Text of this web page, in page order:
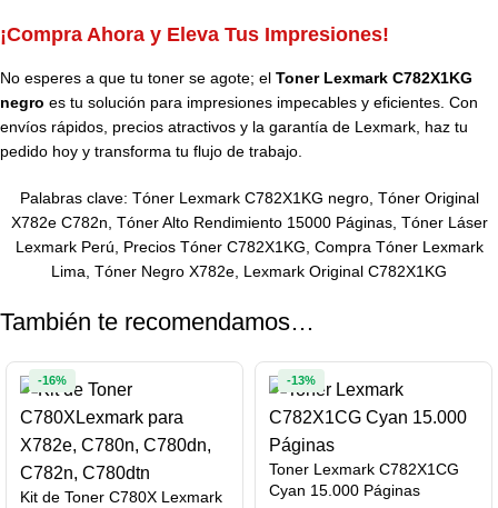
¡Compra Ahora y Eleva Tus Impresiones!
No esperes a que tu toner se agote; el Toner Lexmark C782X1KG
negro es tu solución para impresiones impecables y eficientes. Con
envíos rápidos, precios atractivos y la garantía de Lexmark, haz tu
pedido hoy y transforma tu flujo de trabajo.
Palabras clave: Tóner Lexmark C782X1KG negro, Tóner Original
X782e C782n, Tóner Alto Rendimiento 15000 Páginas, Tóner Láser
Lexmark Perú, Precios Tóner C782X1KG, Compra Tóner Lexmark
Lima, Tóner Negro X782e, Lexmark Original C782X1KG
También te recomendamos…
Kit de Toner C780X Lexmark
-16%
Toner Lexmark C782X1CG
Cyan 15.000 Páginas
-13%